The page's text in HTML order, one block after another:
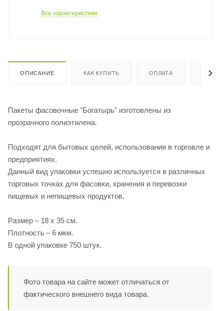
Все характеристики
ОПИСАНИЕ КАК КУПИТЬ ОПЛАТА
Пакеты фасовочные "Богатырь" изготовлены из
прозрачного полиэтилена.
Подходят для бытовых целей, использования в торговле и
предприятиях.
Данный вид упаковки успешно используется в различных
торговых точках для фасовки, хранения и перевозки
пищевых и непищевых продуктов.
Размер – 18 х 35 см.
Плотность – 6 мкм.
В одной упаковке 750 штук.
Фото товара на сайте может отличаться от
фактического внешнего вида товара.